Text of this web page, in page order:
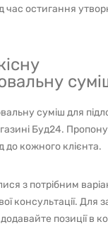
час остигання
суміш для
Буд24.
до кожного клієнта.
з потрібним
консультації. Для
позиції в